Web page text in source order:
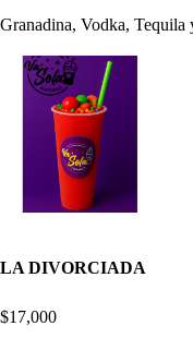
Granadina, Vodka, Tequila
LA DIVORCIADA
$17,000